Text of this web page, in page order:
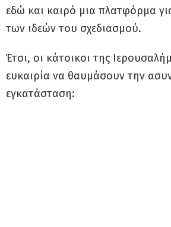
εδώ και καιρό μια πλατφόρμα
των ιδεών του σχεδιασμού.
Έτσι, οι κάτοικοι της
ευκαιρία να θαυμάσουν την
εγκατάσταση: